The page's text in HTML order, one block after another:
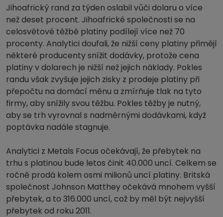
Jihoafrický rand za týden oslabil vůči dolaru o více
než deset procent. Jihoafrické společnosti se na
celosvětové těžbě platiny podílejí více než 70
procenty. Analytici doufali, že nižší ceny platiny přimějí
některé producenty snížit dodávky, protože cena
platiny v dolarech je nižší než jejich náklady. Pokles
randu však zvyšuje jejich zisky z prodeje platiny při
přepočtu na domácí měnu a zmírňuje tlak na tyto
firmy, aby snížily svou těžbu. Pokles těžby je nutný,
aby se trh vyrovnal s nadměrnými dodávkami, když
poptávka nadále stagnuje.
Analytici z Metals Focus očekávají, že přebytek na
trhu s platinou bude letos činit 40.000 uncí. Celkem se
ročně prodá kolem osmi milionů uncí platiny. Britská
společnost Johnson Matthey očekává mnohem vyšší
přebytek, a to 316.000 uncí, což by měl být nejvyšší
přebytek od roku 2011.